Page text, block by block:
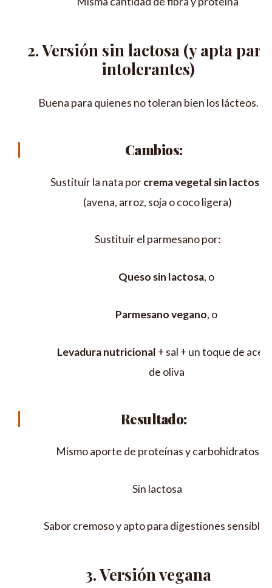
2. Versión sin lactosa (y apta para
intolerantes)
Buena para quienes no toleran bien los lácteos.
Cambios:
Sustituir la nata porcrema vegetal sin lactosa
(avena, arroz, soja o coco ligera)
Sustituir el parmesano por:
Queso sin lactosa, o
Parmesano vegano, o
Levadura nutricional + sal + un toque de
de oliva
Resultado:
Mismo aporte de proteínas y carbohidratos
Sin lactosa
Sabor cremoso y apto para digestiones sensibles
3. Versión vegana